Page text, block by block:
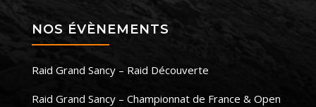
NOS ÉVÈNEMENTS
Raid Grand Sancy – Raid Découverte
Raid Grand Sancy – Championnat de France & Open